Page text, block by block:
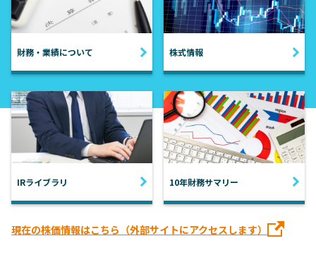
財務・業績について 株式情報
IRライブラリ 10年財務サマリー
現在の株価情報はこちら（外部サイトにアクセスします）